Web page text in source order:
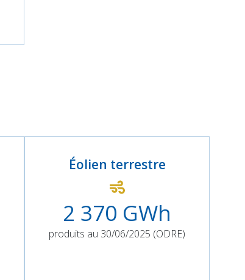
Éolien terrestre
2 370 GWh
produits au 30/06/2025 (ODRE)